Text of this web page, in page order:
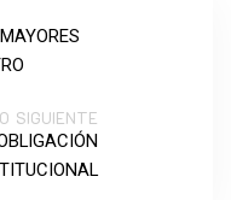
SIGUIENTE